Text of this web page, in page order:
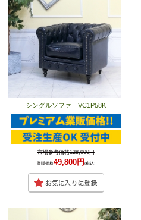
シングルソファ VC1P58K
市場参考価格128,000円
業販価格49,800円 (税込)